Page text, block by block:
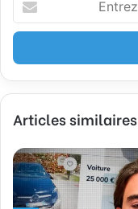
t
e
z
o
r
e
d
Articles similaires